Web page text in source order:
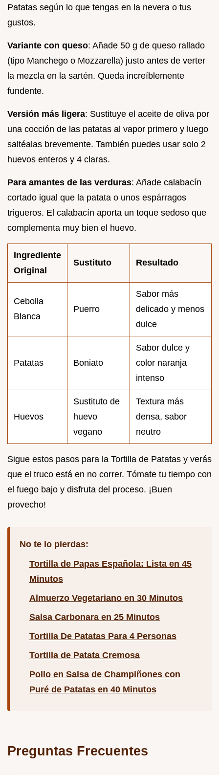
Patatas según lo que tengas en la nevera o tus
gustos.
Variante con queso: Añade 50 g de queso rallado
(tipo Manchego o Mozzarella) justo antes de verter
la mezcla en la sartén. Queda increíblemente
fundente.
Versión más ligera: Sustituye el aceite de oliva por
una cocción de las patatas al vapor primero y luego
saltéalas brevemente. También puedes usar solo 2
huevos enteros y 4 claras.
Para amantes de las verduras: Añade calabacín
cortado igual que la patata o unos espárragos
trigueros. El calabacín aporta un toque sedoso que
complementa muy bien el huevo.
Ingrediente
Original
Sustituto Resultado
Cebolla
Blanca
Puerro
Sabor más
delicado y menos
dulce
Patatas Boniato
Sabor dulce y
color naranja
intenso
Huevos
Sustituto de
huevo
vegano
Textura más
densa, sabor
neutro
Sigue estos pasos para la Tortilla de Patatas y verás
que el truco está en no correr. Tómate tu tiempo con
el fuego bajo y disfruta del proceso. ¡Buen
provecho!
No te lo pierdas:
Tortilla de Papas Española: Lista en 45
Minutos
Almuerzo Vegetariano en 30 Minutos
Salsa Carbonara en 25 Minutos
Tortilla De Patatas Para 4 Personas
Tortilla de Patata Cremosa
Pollo en Salsa de Champiñones con
Puré de Patatas en 40 Minutos
Preguntas Frecuentes